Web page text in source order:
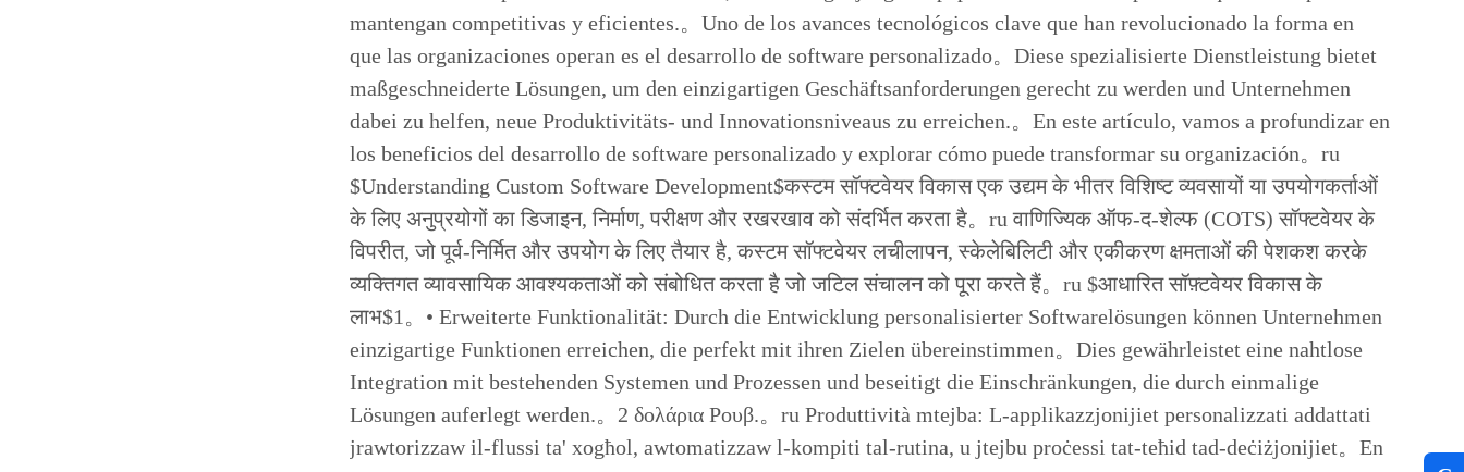
mantengan competitivas y eficientes.。Uno de los avances tecnológicos clave que han revolucionado la forma en
que las organizaciones operan es el desarrollo de software personalizado。Diese spezialisierte Dienstleistung bietet
maßgeschneiderte Lösungen, um den einzigartigen Geschäftsanforderungen gerecht zu werden und Unternehmen
dabei zu helfen, neue Produktivitäts- und Innovationsniveaus zu erreichen.。En este artículo, vamos a profundizar en
los beneficios del desarrollo de software personalizado y explorar cómo puede transformar su organización。ru
$Understanding Custom Software Development$कस्टम सॉफ्टवेयर विकास एक उद्यम के भीतर विशिष्ट व्यवसायों या उपयोगकर्ताओं
के लिए अनुप्रयोगों का डिजाइन, निर्माण, परीक्षण और रखरखाव को संदर्भित करता है。ru वाणिज्यिक ऑफ-द-शेल्फ (COTS) सॉफ्टवेयर के
विपरीत, जो पूर्व-निर्मित और उपयोग के लिए तैयार है, कस्टम सॉफ्टवेयर लचीलापन, स्केलेबिलिटी और एकीकरण क्षमताओं की पेशकश करके
व्यक्तिगत व्यावसायिक आवश्यकताओं को संबोधित करता है जो जटिल संचालन को पूरा करते हैं。ru $आधारित सॉफ़्टवेयर विकास के
लाभ$1。• Erweiterte Funktionalität: Durch die Entwicklung personalisierter Softwarelösungen können Unternehmen
einzigartige Funktionen erreichen, die perfekt mit ihren Zielen übereinstimmen。Dies gewährleistet eine nahtlose
Integration mit bestehenden Systemen und Prozessen und beseitigt die Einschränkungen, die durch einmalige
Lösungen auferlegt werden.。2 δολάρια Ρουβ.。ru Produttività mtejba: L-applikazzjonijiet personalizzati addattati
jrawtorizzaw il-flussi ta' xogħol, awtomatizzaw l-kompiti tal-rutina, u jtejbu proċessi tat-teħid tad-deċiżjonijiet。En